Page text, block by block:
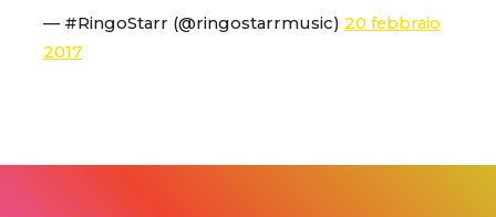
— #RingoStarr (@ringostarrmusic) 20 febbraio
2017